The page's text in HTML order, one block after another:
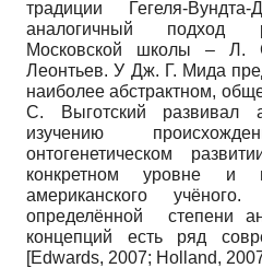
традиции Гегеля-
аналогичный подход
Московской школы –
Леонтьев. У Дж. Г. Мида
наиболее абстрактном,
С. Выготский развивал
изучению
онтогенетическом
конкретном уровне и
американского
определённой степени
концепций есть ряд
[Edwards, 2007; Holland,